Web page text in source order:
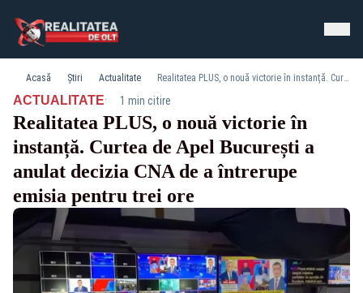
Acasă Știri Actualitate Realitatea PLUS, o nouă victorie în instanță. Curtea de Apel București a anulat decizia CNA de a întrerupe emisia pentru trei ore
ACTUALITATE· 1 min citire
Realitatea PLUS, o nouă victorie în
instanță. Curtea de Apel București a
anulat decizia CNA de a întrerupe
emisia pentru trei ore